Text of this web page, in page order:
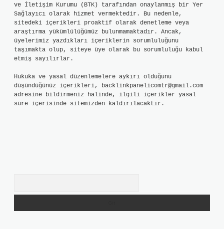
ve İletişim Kurumu (BTK) tarafından onaylanmış bir Yer
Sağlayıcı olarak hizmet vermektedir. Bu nedenle,
sitedeki içerikleri proaktif olarak denetleme veya
araştırma yükümlülüğümüz bulunmamaktadır. Ancak,
üyelerimiz yazdıkları içeriklerin sorumluluğunu
taşımakta olup, siteye üye olarak bu sorumluluğu kabul
etmiş sayılırlar.
Hukuka ve yasal düzenlemelere aykırı olduğunu
düşündüğünüz içerikleri, backlinkpanelicomtr@gmail.com
adresine bildirmeniz halinde, ilgili içerikler yasal
süre içerisinde sitemizden kaldırılacaktır.